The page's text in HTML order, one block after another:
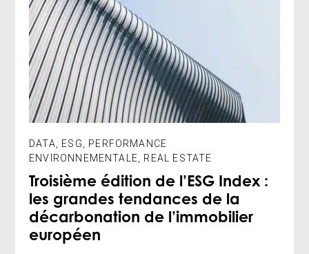
DATA, ESG, PERFORMANCE
ENVIRONNEMENTALE, REAL ESTATE
Troisième édition de l’ESG Index :
les grandes tendances de la
décarbonation de l’immobilier
européen